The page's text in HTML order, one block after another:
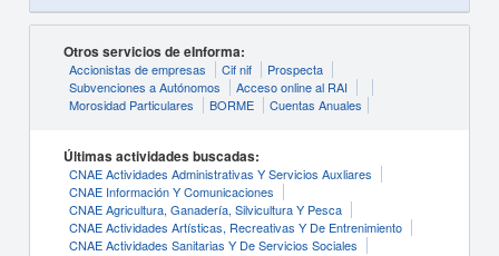
Otros servicios de eInforma:
Accionistas de empresas Cif nif
Prospecta
Subvenciones a Autónomos
Acceso online al RAI
Morosidad Particulares
BORME Cuentas Anuales
Últimas actividades buscadas:
CNAE Actividades Administrativas Y Servicios Auxliares
CNAE Información Y Comunicaciones
CNAE Agricultura, Ganadería, Silvicultura Y Pesca
CNAE Actividades Artísticas, Recreativas Y De Entrenimiento
CNAE Actividades Sanitarias Y De Servicios Sociales